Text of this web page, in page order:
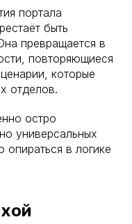
портала
быть
превращается в
повторяющиеся
которые
отделов.
остро
универсальных
в логике